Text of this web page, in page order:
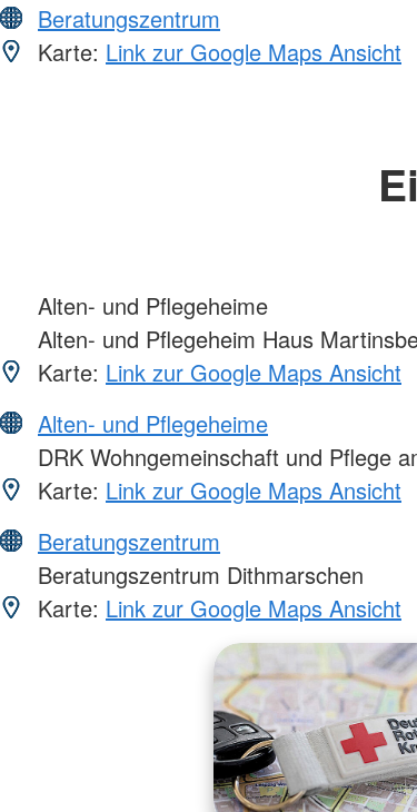
Beratungszentrum
Karte: Link zur Google Maps Ansicht
Alten- und Pflegeheime
Alten- und Pflegeheim Haus
Karte: Link zur Google Maps Ansicht
Alten- und Pflegeheime
DRK Wohngemeinschaft und Pflege
Karte: Link zur Google Maps Ansicht
Beratungszentrum
Beratungszentrum Dithmarschen
Karte: Link zur Google Maps Ansicht